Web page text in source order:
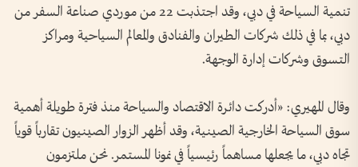
تنمية السياحة في دبي، وقد اجتذبت 22 من موردي صناعة السفر من
دبي، بما في ذلك شركات الطيران والفنادق والمعالم السياحية ومراكز
التسوق وشركات إدارة الوجهة.
وقال المهيري: «أدركت دائرة الاقتصاد والسياحة منذ فترة طويلة أهمية
سوق السياحة الخارجية الصينية، وقد أظهر الزوار الصينيون تقارباً قوياً
تجاه دبي، ما يجعلها مساهماً رئيسياً في نمونا المستمر. نحن ملتزمون